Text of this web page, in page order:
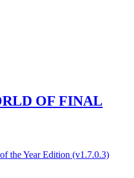
OF FINAL